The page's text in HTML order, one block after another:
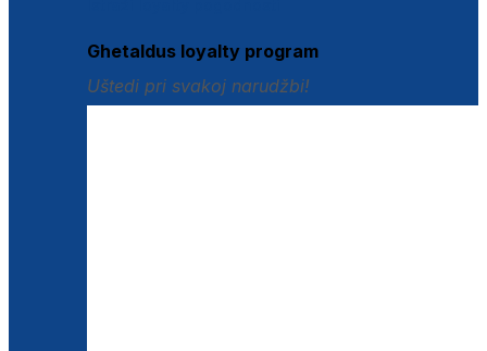
Ghetaldus loyalty program
Uštedi pri svakoj narudžbi!